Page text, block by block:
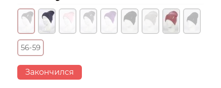
56-59
Закончился